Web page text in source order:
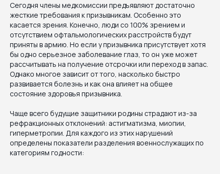
Сегодня члены медкомиссии предъявляют достаточно
жесткие требования к призывникам. Особенно это
касается зрения. Конечно, люди со 100% зрением и
отсутствием офтальмологических расстройств будут
приняты в армию. Но если у призывника присутствует хотя
бы одно серьезное заболевание глаз, то он уже может
рассчитывать на получение отсрочки или переход в запас.
Однако многое зависит от того, насколько быстро
развивается болезнь и как она влияет на общее
состояние здоровья призывника.
Чаще всего будущие защитники родины страдают из-за
рефракционных отклонений: астигматизма, миопии,
гиперметропии. Для каждого из этих нарушений
определены показатели разделения военнослужащих по
категориям годности: